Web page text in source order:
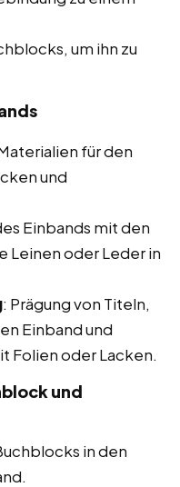
um ihn zu
für den
und
Einbands mit den
Leinen oder Leder in
: Prägung von Titeln,
Einband und
Folien oder Lacken.
und
in den